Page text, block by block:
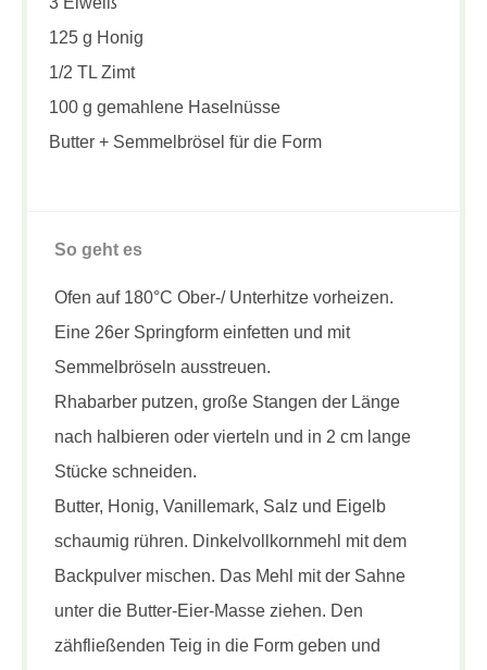
125 g Honig
1/2 TL Zimt
100 g gemahlene Haselnüsse
Butter + Semmelbrösel für die Form
So geht es
Ofen auf 180°C Ober-/ Unterhitze vorheizen.
Eine 26er Springform einfetten und mit
Semmelbröseln ausstreuen.
Rhabarber putzen, große Stangen der Länge
nach halbieren oder vierteln und in 2 cm lange
Stücke schneiden.
Butter, Honig, Vanillemark, Salz und Eigelb
schaumig rühren. Dinkelvollkornmehl mit dem
Backpulver mischen. Das Mehl mit der Sahne
unter die Butter-Eier-Masse ziehen. Den
zähfließenden Teig in die Form geben und